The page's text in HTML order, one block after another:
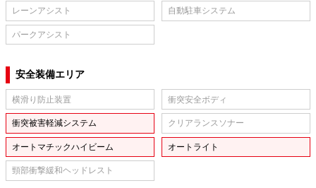
レーンアシスト 自動駐車システム
パークアシスト
安全装備エリア
横滑り防止装置 衝突安全ボディ
衝突被害軽減システム クリアランスソナー
オートマチックハイビーム オートライト
頸部衝撃緩和ヘッドレスト